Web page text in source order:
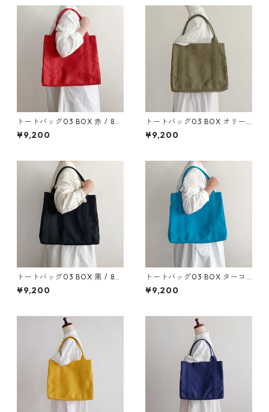
トートバッグ03 BOX 赤 / 8号
帆布
¥9,200
トートバッグ03 BOX オリー
ブ / 8号帆布
¥9,200
トートバッグ03 BOX 黒 / 8号
帆布
¥9,200
トートバッグ03 BOX ターコ
イズ / 8号帆布
¥9,200